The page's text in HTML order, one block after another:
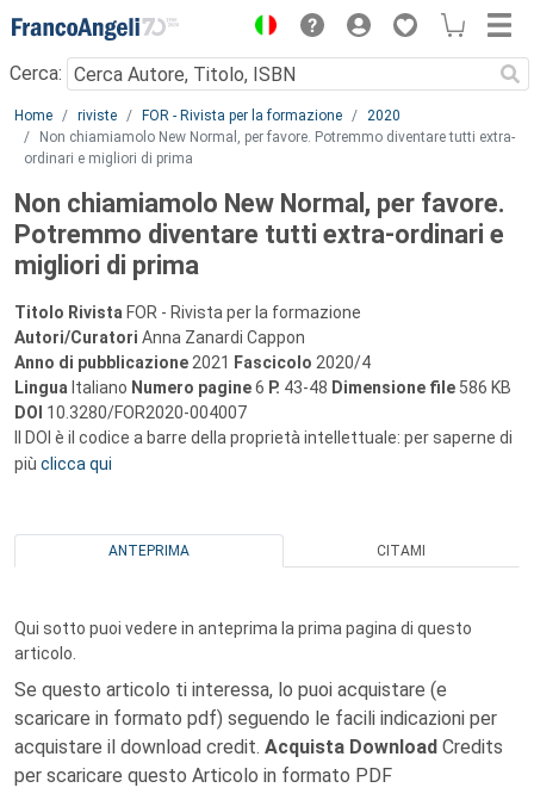
Menu
Cerca:
Main content
Home riviste FOR - Rivista per la formazione
2020
Non chiamiamolo New Normal, per favore. Potremmo diventare tutti extra-
ordinari e migliori di prima
Non chiamiamolo New Normal, per favore.
Potremmo diventare tutti extra-ordinari e
migliori di prima
Titolo Rivista FOR - Rivista per la formazione
Autori/Curatori Anna Zanardi Cappon
Anno di pubblicazione 2021 Fascicolo 2020/4
Lingua Italiano Numero pagine6 P. 43-48 Dimensione file 586 KB
DOI 10.3280/FOR2020-004007
Il DOI è il codice a barre della proprietà intellettuale: per saperne di
più clicca qui
ANTEPRIMA CITAMI
Qui sotto puoi vedere in anteprima la prima pagina di questo
articolo.
Se questo articolo ti interessa, lo puoi acquistare (e
scaricare in formato pdf) seguendo le facili indicazioni per
acquistare il download credit. Acquista Download Credits
per scaricare questo Articolo in formato PDF